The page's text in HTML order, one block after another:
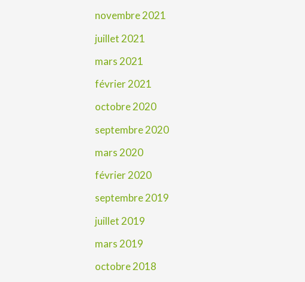
novembre 2021
juillet 2021
mars 2021
février 2021
octobre 2020
septembre 2020
mars 2020
février 2020
septembre 2019
juillet 2019
mars 2019
octobre 2018